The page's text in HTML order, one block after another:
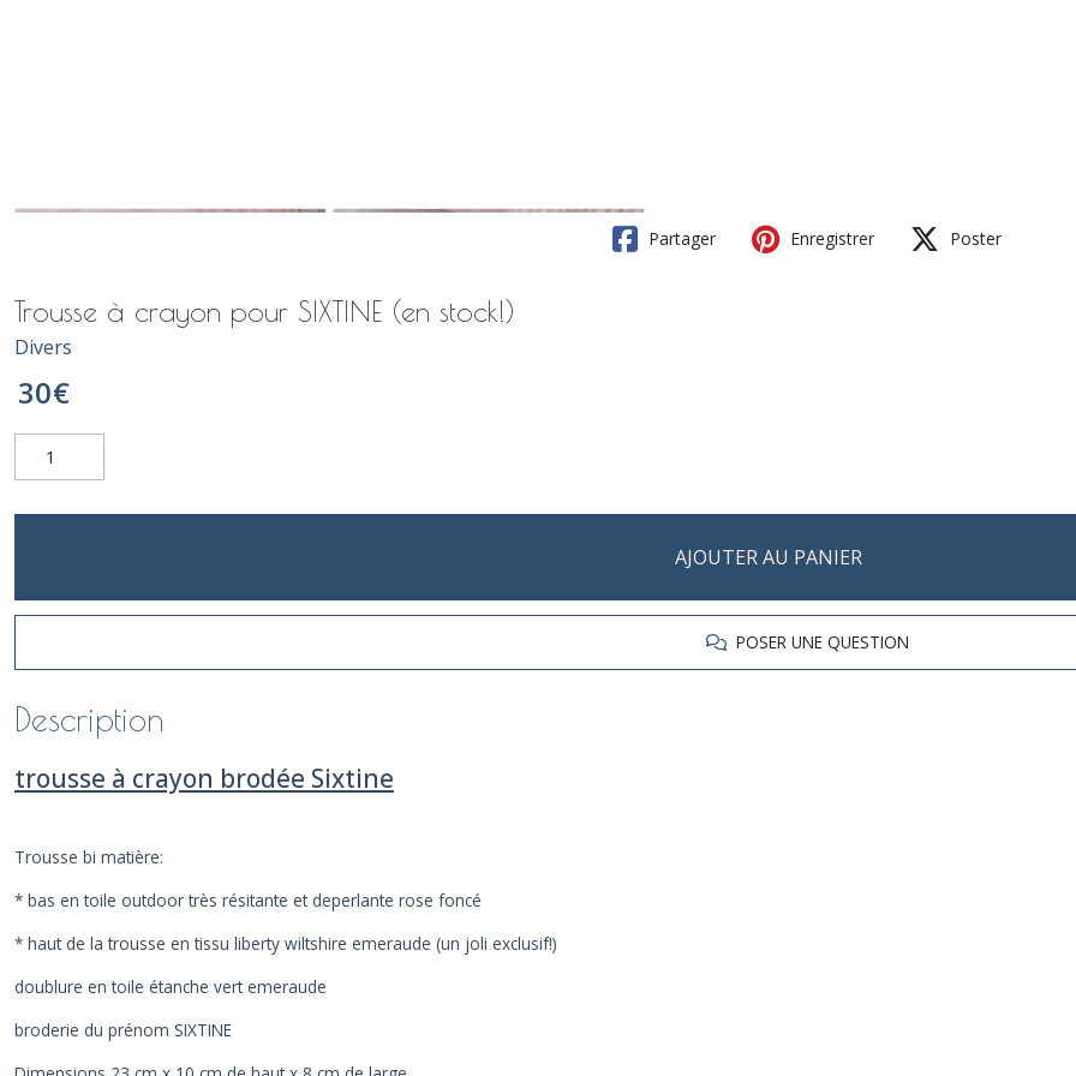
Partager Enregistrer Poster
Trousse à crayon pour SIXTINE (en stock!)
Divers
30€
AJOUTER AU PANIER
POSER UNE QUESTION
Description
trousse à crayon brodée Sixtine
Trousse bi matière:
* bas en toile outdoor très résitante et deperlante rose foncé
* haut de la trousse en tissu liberty wiltshire emeraude (un joli exclusif!)
doublure en toile étanche vert emeraude
broderie du prénom SIXTINE